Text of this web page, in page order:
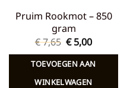
Pruim Rookmot – 850
gram
€7,65
prijs
was:
€ 7,65.
€5,00Huidige
is:
€ 5,00.
TOEVOEGEN AAN
WINKELWAGEN